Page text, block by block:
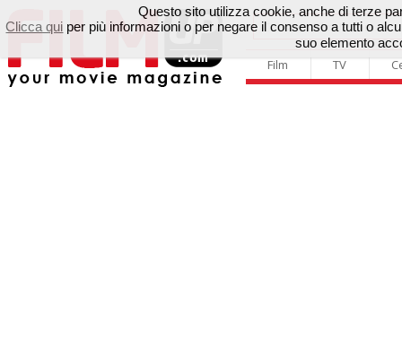
Film TV
Questo sito utilizza cookie, anche di terze
Clicca qui per più informazioni o per negare il consenso a tutti o
suo elemento